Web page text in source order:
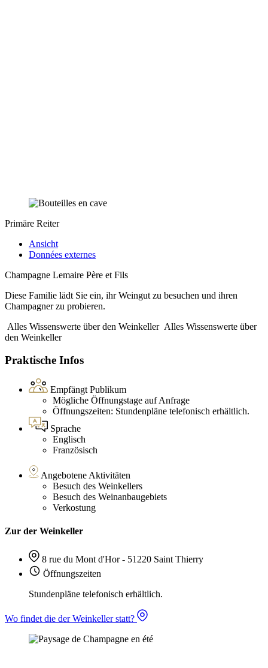
Primäre Reiter
Ansicht
Données externes
Champagne Lemaire Père et Fils
Diese Familie lädt Sie ein, ihr Weingut zu besuchen und ihren
Champagner zu probieren.
Alles Wissenswerte über den Weinkeller Alles Wissenswerte über
den Weinkeller
Praktische Infos
Empfängt Publikum
Mögliche Öffnungstage auf Anfrage
Öffnungszeiten: Stundenpläne telefonisch erhältlich.
Sprache
Englisch
Französisch
Angebotene Aktivitäten
Besuch des Weinkellers
Besuch des Weinanbaugebiets
Verkostung
Zur der Weinkeller
8 rue du Mont d'Hor - 51220 Saint Thierry
Öffnungszeiten
Stundenpläne telefonisch erhältlich.
Wo findet die der Weinkeller statt?